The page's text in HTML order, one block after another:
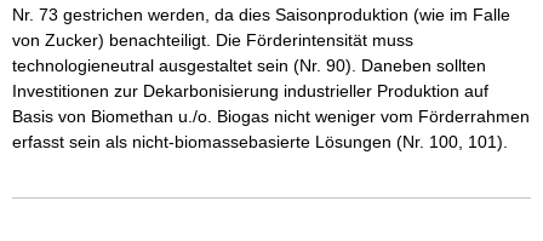
Nr. 73 gestrichen werden, da dies Saisonproduktion (wie im Falle
von Zucker) benachteiligt. Die Förderintensität muss
technologieneutral ausgestaltet sein (Nr. 90). Daneben sollten
Investitionen zur Dekarbonisierung industrieller Produktion auf
Basis von Biomethan u./o. Biogas nicht weniger vom Förderrahmen
erfasst sein als nicht-biomassebasierte Lösungen (Nr. 100, 101).